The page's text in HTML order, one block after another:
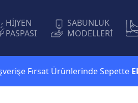
HİJYEN
PASPASI
SABUNLUK
MODELLERİ
Ürünlerinde SepetteEkstra